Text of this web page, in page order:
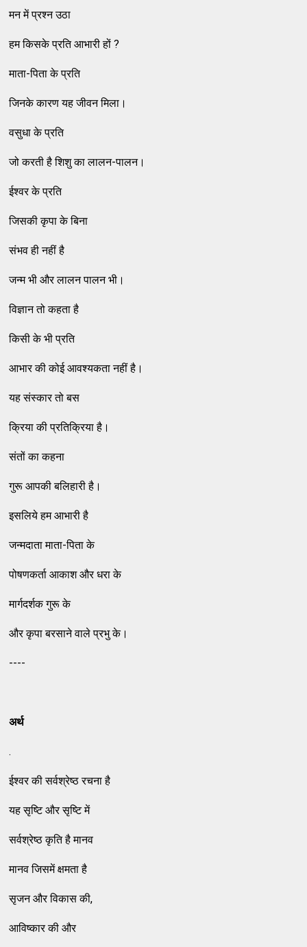
मन में प्रश्न उठा
हम किसके प्रति आभारी हों ?
माता-पिता के प्रति
जिनके कारण यह जीवन मिला।
वसुधा के प्रति
जो करती है शिशु का लालन-पालन।
ईश्वर के प्रति
जिसकी कृपा के बिना
संभव ही नहीं है
जन्म भी और लालन पालन भी।
विज्ञान तो कहता है
किसी के भी प्रति
आभार की कोई आवश्यकता नहीं है।
यह संस्कार तो बस
क्रिया की प्रतिक्रिया है।
संतों का कहना
गुरू आपकी बलिहारी है।
इसलिये हम आभारी है
जन्मदाता माता-पिता के
पोषणकर्ता आकाश और धरा के
मार्गदर्शक गुरू के
और कृपा बरसाने वाले प्रभु के।
----
अर्थ
.
ईश्वर की सर्वश्रेष्ठ रचना है
यह सृष्टि और सृष्टि में
सर्वश्रेष्ठ कृति है मानव
मानव जिसमें क्षमता है
सृजन और विकास की,
आविष्कार की और